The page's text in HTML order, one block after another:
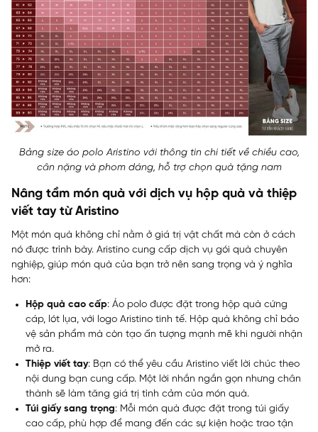
Bảng size áo polo Aristino với thông tin chi tiết về chiều cao,
cân nặng và phom dáng, hỗ trợ chọn quà tặng nam
Nâng tầm món quà với dịch vụ hộp quà và thiệp
viết tay từ Aristino
Một món quà không chỉ nằm ở giá trị vật chất mà còn ở cách
nó được trình bày. Aristino cung cấp dịch vụ gói quà chuyên
nghiệp, giúp món quà của bạn trở nên sang trọng và ý nghĩa
hơn:
Hộp quà cao cấp: Áo polo được đặt trong hộp quà cứng
cáp, lót lụa, với logo Aristino tinh tế. Hộp quà không chỉ bảo
vệ sản phẩm mà còn tạo ấn tượng mạnh mẽ khi người nhận
mở ra.
Thiệp viết tay: Bạn có thể yêu cầu Aristino viết lời chúc theo
nội dung bạn cung cấp. Một lời nhắn ngắn gọn nhưng chân
thành sẽ làm tăng giá trị tình cảm của món quà.
Túi giấy sang trọng: Mỗi món quà được đặt trong túi giấy
cao cấp, phù hợp để mang đến các sự kiện hoặc trao tận